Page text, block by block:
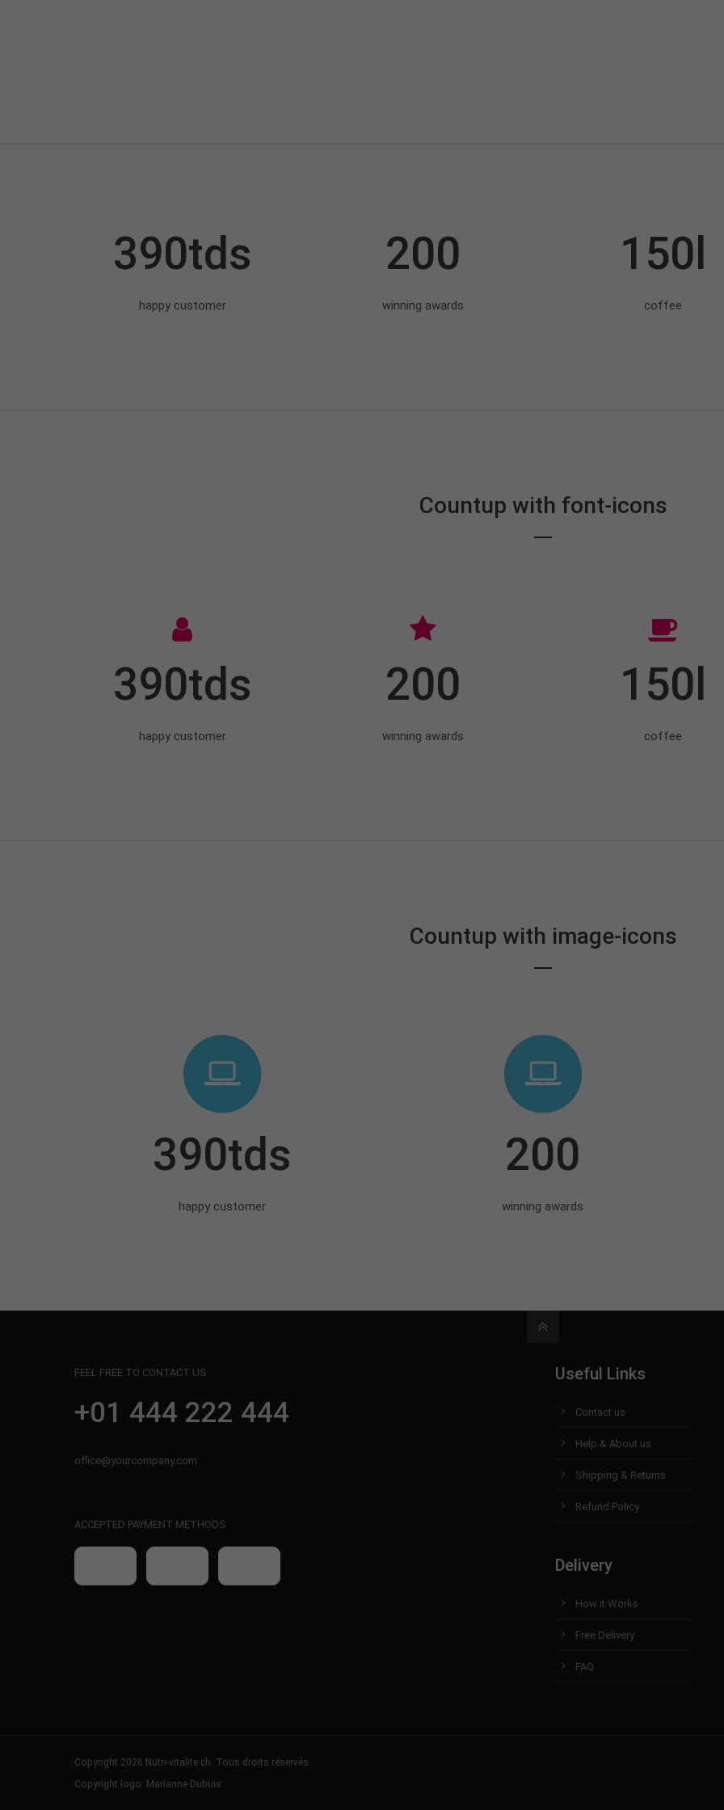
390tds
happy customer
200
winning awards
150l
coffee
Countup with font-icons
390tds
happy customer
200
winning awards
150l
coffee
Countup with image-icons
390tds
happy customer
200
winning awards
FEEL FREE TO CONTACT US
+01 444 222 444
office@yourcompany.com
ACCEPTED PAYMENT METHODS
Useful Links
Contact us
Help & About us
Shipping & Returns
Refund Policy
Delivery
How it Works
Free Delivery
FAQ
Copyright 2026 Nutri-vitalite.ch. Tous droits réservés.
Copyright logo: Marianne Dubuis